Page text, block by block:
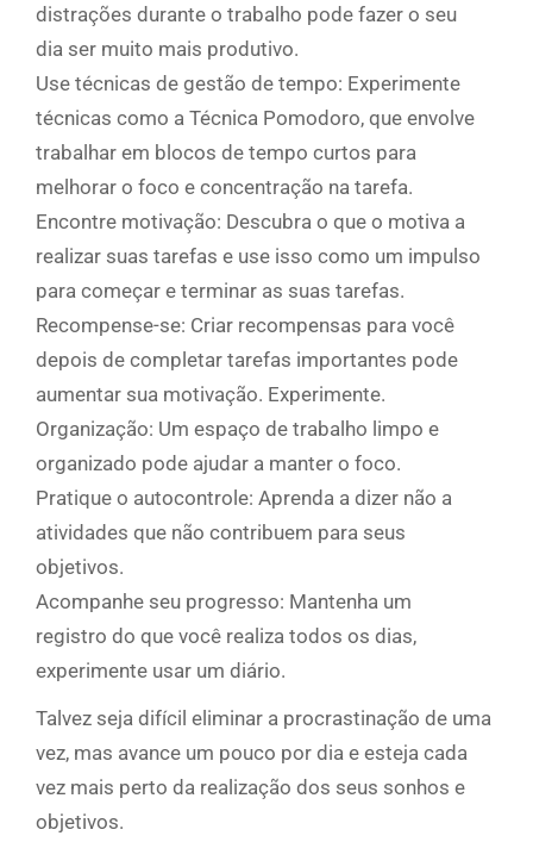
distrações durante o trabalho pode fazer o seu
dia ser muito mais produtivo.
Use técnicas de gestão de tempo: Experimente
técnicas como a Técnica Pomodoro, que envolve
trabalhar em blocos de tempo curtos para
melhorar o foco e concentração na tarefa.
Encontre motivação: Descubra o que o motiva a
realizar suas tarefas e use isso como um impulso
para começar e terminar as suas tarefas.
Recompense-se: Criar recompensas para você
depois de completar tarefas importantes pode
aumentar sua motivação. Experimente.
Organização: Um espaço de trabalho limpo e
organizado pode ajudar a manter o foco.
Pratique o autocontrole: Aprenda a dizer não a
atividades que não contribuem para seus
objetivos.
Acompanhe seu progresso: Mantenha um
registro do que você realiza todos os dias,
experimente usar um diário.
Talvez seja difícil eliminar a procrastinação de uma
vez, mas avance um pouco por dia e esteja cada
vez mais perto da realização dos seus sonhos e
objetivos.